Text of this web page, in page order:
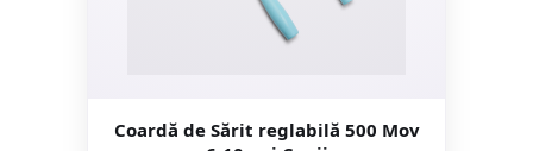
Coardă de Sărit reglabilă 500 Mov